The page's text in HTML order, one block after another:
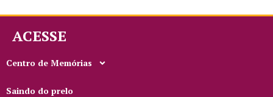
ACESSE
Centro de Memórias
Saindo do prelo